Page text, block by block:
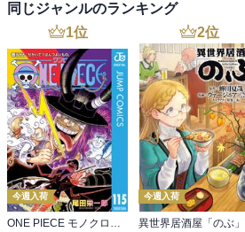
同じジャンルのランキング
1位
今週入荷
ONE PIECE モノクロ版 115
2位
今週入荷